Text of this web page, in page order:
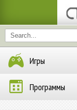
Игры
Программы